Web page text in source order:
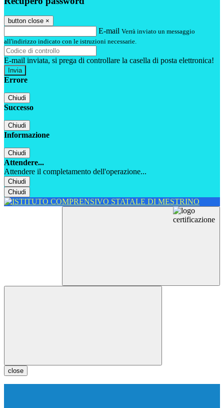
button close ×
E-mail Verrà inviato un messaggio
all'indirizzo indicato con le istruzioni necessarie.
E-mail inviata, si prega di controllare la casella di posta elettronica!
Errore
Chiudi
Successo
Chiudi
Informazione
Chiudi
Attendere...
Attendere il completamento dell'operazione...
Chiudi
Chiudi
close